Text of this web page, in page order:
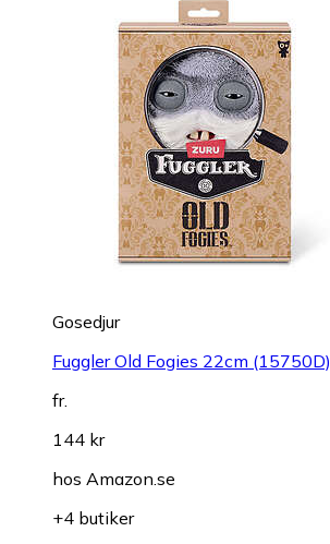
Gosedjur
Fuggler Old Fogies 22cm (15750D)
fr.
144 kr
hos Amazon.se
+4 butiker